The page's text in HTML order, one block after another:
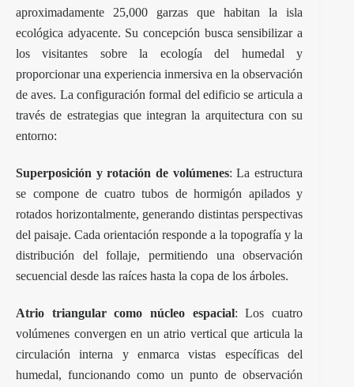
aproximadamente 25,000 garzas que habitan la isla
ecológica adyacente. Su concepción busca sensibilizar a
los visitantes sobre la ecología del humedal y
proporcionar una experiencia inmersiva en la observación
de aves. La configuración formal del edificio se articula a
través de estrategias que integran la arquitectura con su
entorno:
Superposición y rotación de volúmenes: La estructura
se compone de cuatro tubos de hormigón apilados y
rotados horizontalmente, generando distintas perspectivas
del paisaje. Cada orientación responde a la topografía y la
distribución del follaje, permitiendo una observación
secuencial desde las raíces hasta la copa de los árboles.
Atrio triangular como núcleo espacial: Los cuatro
volúmenes convergen en un atrio vertical que articula la
circulación interna y enmarca vistas específicas del
humedal, funcionando como un punto de observación